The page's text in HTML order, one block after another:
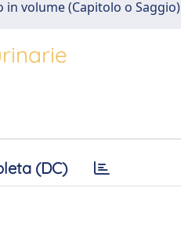
in volume (Capitolo o Saggio)
(DC)